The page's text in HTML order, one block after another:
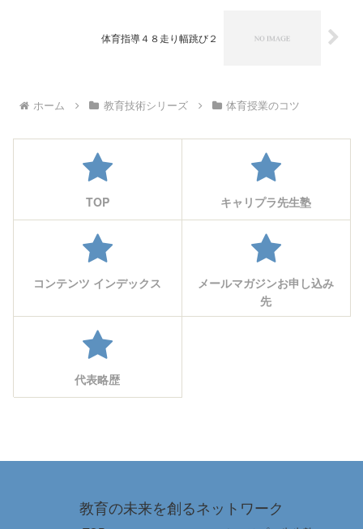
体育指導４８走り幅跳び２
ホーム 教育技術シリーズ 体育授業のコツ
TOP キャリプラ先生塾
コンテンツ インデックス
メールマガジンお申し込み
先
代表略歴
教育の未来を創るネットワーク